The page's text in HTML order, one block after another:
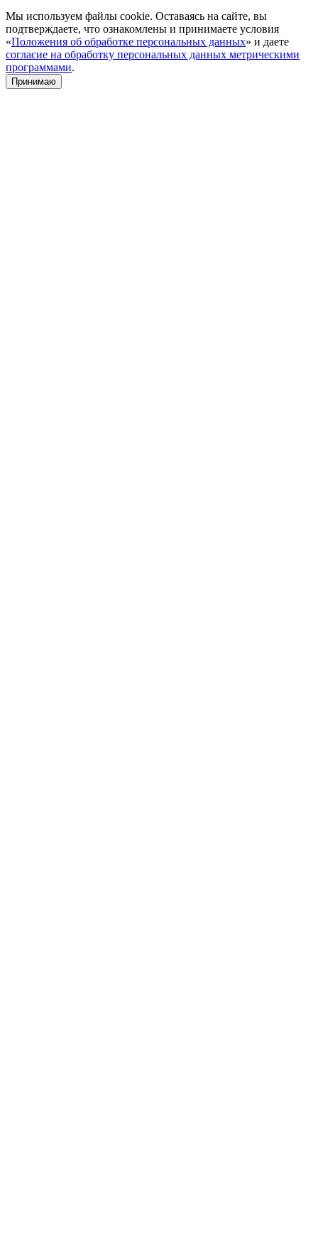
Мы используем файлы cookie. Оставаясь на сайте, вы
подтверждаете, что ознакомлены и принимаете условия
«Положения об обработке персональных данных» и даете
согласие на обработку персональных данных метрическими
программами.
Принимаю